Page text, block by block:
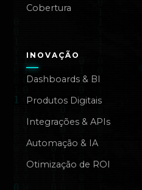
Cobertura
INOVAÇÃO
Dashboards & BI
Produtos Digitais
Integrações & APIs
Automação & IA
Otimização de ROI